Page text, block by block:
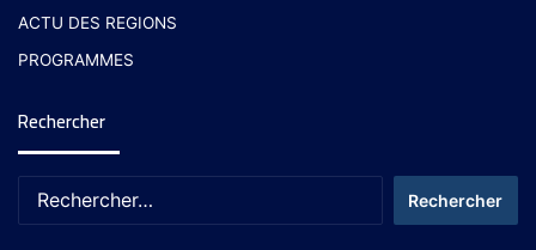
ACTU DES REGIONS
PROGRAMMES
Rechercher